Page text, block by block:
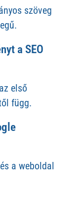
szöveg
a SEO
első
függ.
a weboldal